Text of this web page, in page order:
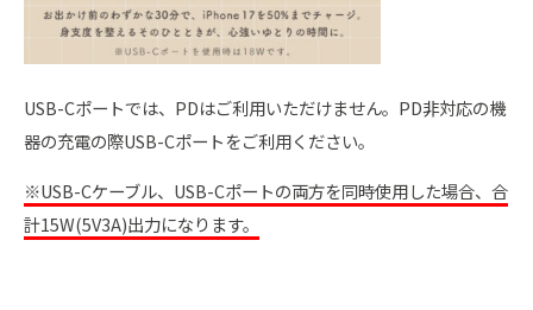
USB-Cポートでは、PDはご利用いただけません。PD非対応の機
器の充電の際USB-Cポートをご利用ください。
※USB-Cケーブル、USB-Cポートの両方を同時使用した場合、合
計15W(5V3A)出力になります。